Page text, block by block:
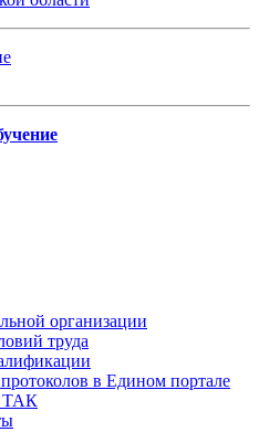
организации
труда
в Едином портале
ТАК